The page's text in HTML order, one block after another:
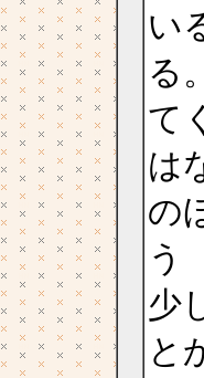
い
る
て
は
の
う
少
と